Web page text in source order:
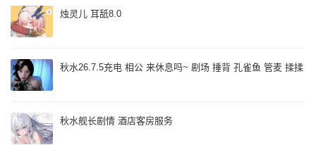
烛灵儿 耳舐8.0
秋水26.7.5充电 相公 来休息吗~ 剧场 捶背 孔雀鱼 管麦 揉揉
秋水舰长剧情 酒店客房服务